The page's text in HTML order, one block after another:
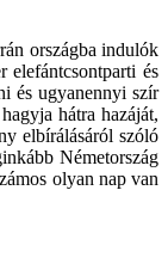
országba indulók
elefántcsontparti és
és ugyanennyi szír
hátra hazáját,
elbírálásáról szóló
Németország
olyan nap van